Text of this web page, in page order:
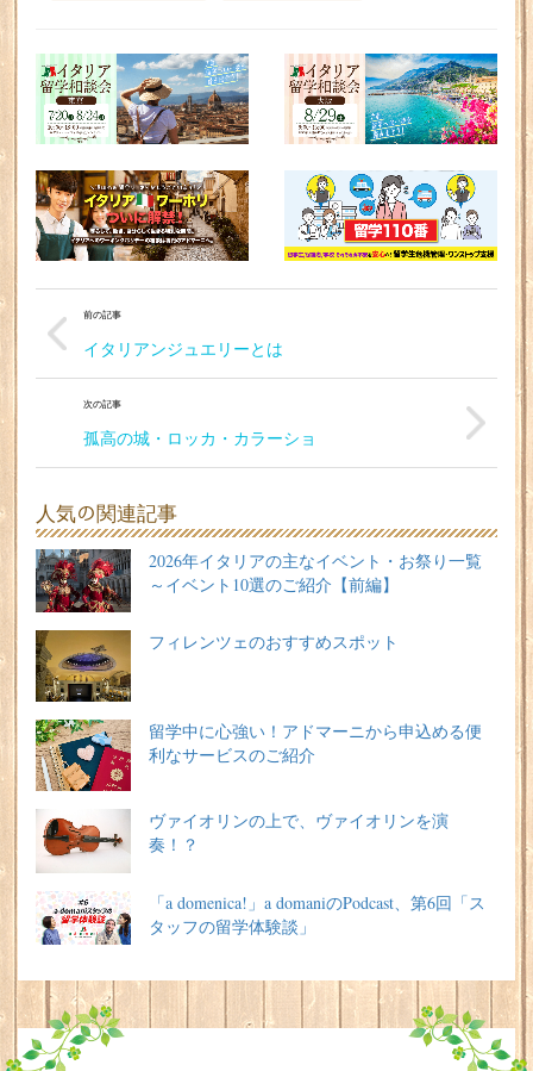
前の記事
イタリアンジュエリーとは
次の記事
孤高の城・ロッカ・カラーショ
人気の関連記事
2026年イタリアの主なイベント・お祭り一覧
～イベント10選のご紹介【前編】
フィレンツェのおすすめスポット
留学中に心強い！アドマーニから申込める便
利なサービスのご紹介
ヴァイオリンの上で、ヴァイオリンを演
奏！？
「a domenica!」a domaniのPodcast、第6回「ス
タッフの留学体験談」